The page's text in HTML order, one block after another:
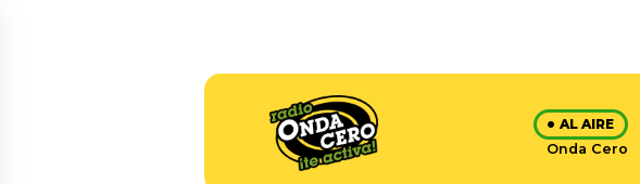
AL AIRE
Onda Cero